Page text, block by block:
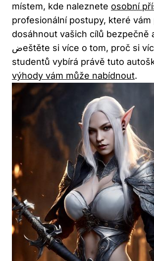
místem, kde naleznete osobní
profesionální postupy, které vám
dosáhnout vašich cílů​ bezpečně
ضeštěte si více o tom,⁢ proč si více a více
studentů vybírá právě ‍tuto
výhody vám může nabídnout.